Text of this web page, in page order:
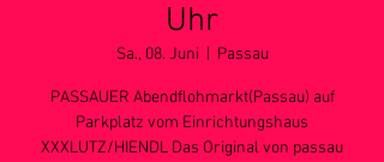
Uhr
Sa., 08. Juni Passau
PASSAUER Abendflohmarkt(Passau) auf
Parkplatz vom Einrichtungshaus
XXXLUTZ/HIENDL Das Original von passau